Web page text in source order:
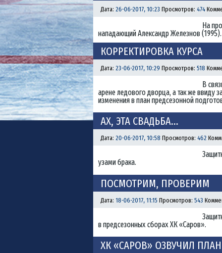
Дата: 26-06-2017, 10:23 Просмотров: 474
На
нападающий Александр Железнов (1995).
КОРРЕКТИРОВКА КУРСА
Дата: 23-06-2017, 10:29 Просмотров: 518
В
арене ледового дворца, а так же ввиду
изменения в план предсезонной
АХ, ЭТА СВАДЬБА…
Дата: 20-06-2017, 10:58 Просмотров: 462
узами брака.
ПОСМОТРИМ, ПРОВЕРИМ
Дата: 18-06-2017, 11:15 Просмотров: 543
в предсезонных сборах ХК «Саров».
ХК «САРОВ» ОЗВУЧИЛ